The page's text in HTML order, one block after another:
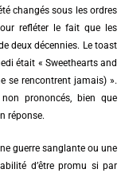
changés sous les ordres
refléter le fait que les
deux décennies. Le toast
était « Sweethearts and
se rencontrent jamais) ».
prononcés, bien que
réponse.
guerre sanglante ou une
d’être promu si par